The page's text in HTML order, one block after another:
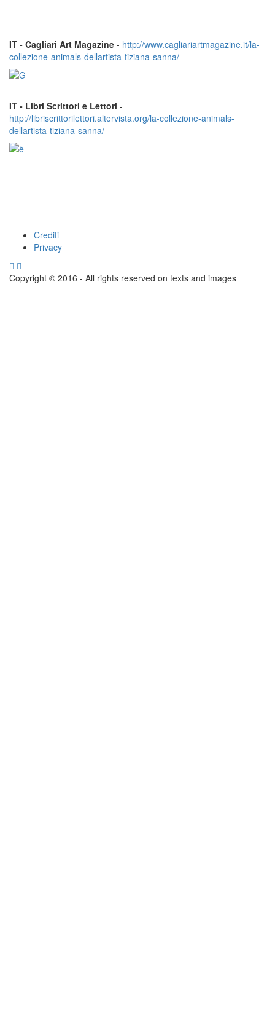
IT - Cagliari Art Magazine - http://www.cagliariartmagazine.it/la-
collezione-animals-dellartista-tiziana-sanna/
IT - Libri Scrittori e Lettori -
http://libriscrittorilettori.altervista.org/la-collezione-animals-
dellartista-tiziana-sanna/
Footer
menu
Crediti
Privacy
Copyright © 2016 - All rights reserved on texts and images